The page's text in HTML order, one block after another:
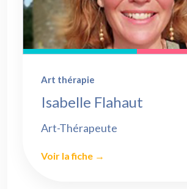
Art thérapie
Isabelle Flahaut
Art-Thérapeute
Voir la fiche →